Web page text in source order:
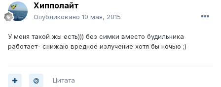
Хипполайт
Опубликовано 10 мая, 2015
У меня такой жы есть))) без симки вместо будильника
работает- снижаю вредное излучение хотя бы ночью ;)
Цитата